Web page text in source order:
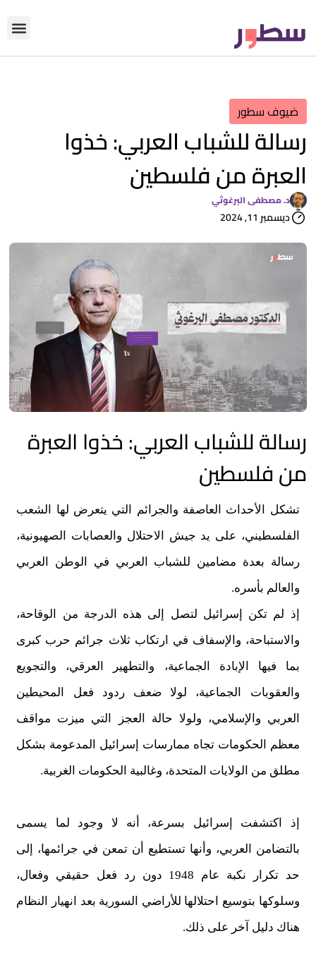
ضيوف سطور
رسالة للشباب العربي: خذوا
العبرة من فلسطين
د. مصطفى البرغوثي
ديسمبر 11, 2024
رسالة للشباب العربي: خذوا العبرة
من فلسطين
تشكل الأحداث العاصفة والجرائم التي يتعرض لها الشعب
الفلسطيني، على يد جيش الاحتلال والعصابات الصهيونية،
رسالة بعدة مضامين للشباب العربي في الوطن العربي
والعالم بأسره.
إذ لم تكن إسرائيل لتصل إلى هذه الدرجة من الوقاحة،
والاستباحة، والإسفاف في ارتكاب ثلاث جرائم حرب كبرى
بما فيها الإبادة الجماعية، والتطهير العرقي، والتجويع
والعقوبات الجماعية، لولا ضعف ردود فعل المحيطين
العربي والإسلامي، ولولا حالة العجز التي ميزت مواقف
معظم الحكومات تجاه ممارسات إسرائيل المدعومة بشكل
مطلق من الولايات المتحدة، وغالبية الحكومات الغربية.
إذ اكتشفت إسرائيل بسرعة، أنه لا وجود لما يسمى
بالتضامن العربي، وأنها تستطيع أن تمعن في جرائمها، إلى
حد تكرار نكبة عام 1948 دون رد فعل حقيقي وفعال،
وسلوكها بتوسيع احتلالها للأراضي السورية بعد انهيار النظام
هناك دليل آخر على ذلك.